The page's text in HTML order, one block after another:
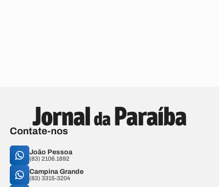
Contate-nos
João Pessoa
(83) 2106.1892
Campina Grande
(83) 3315-3204